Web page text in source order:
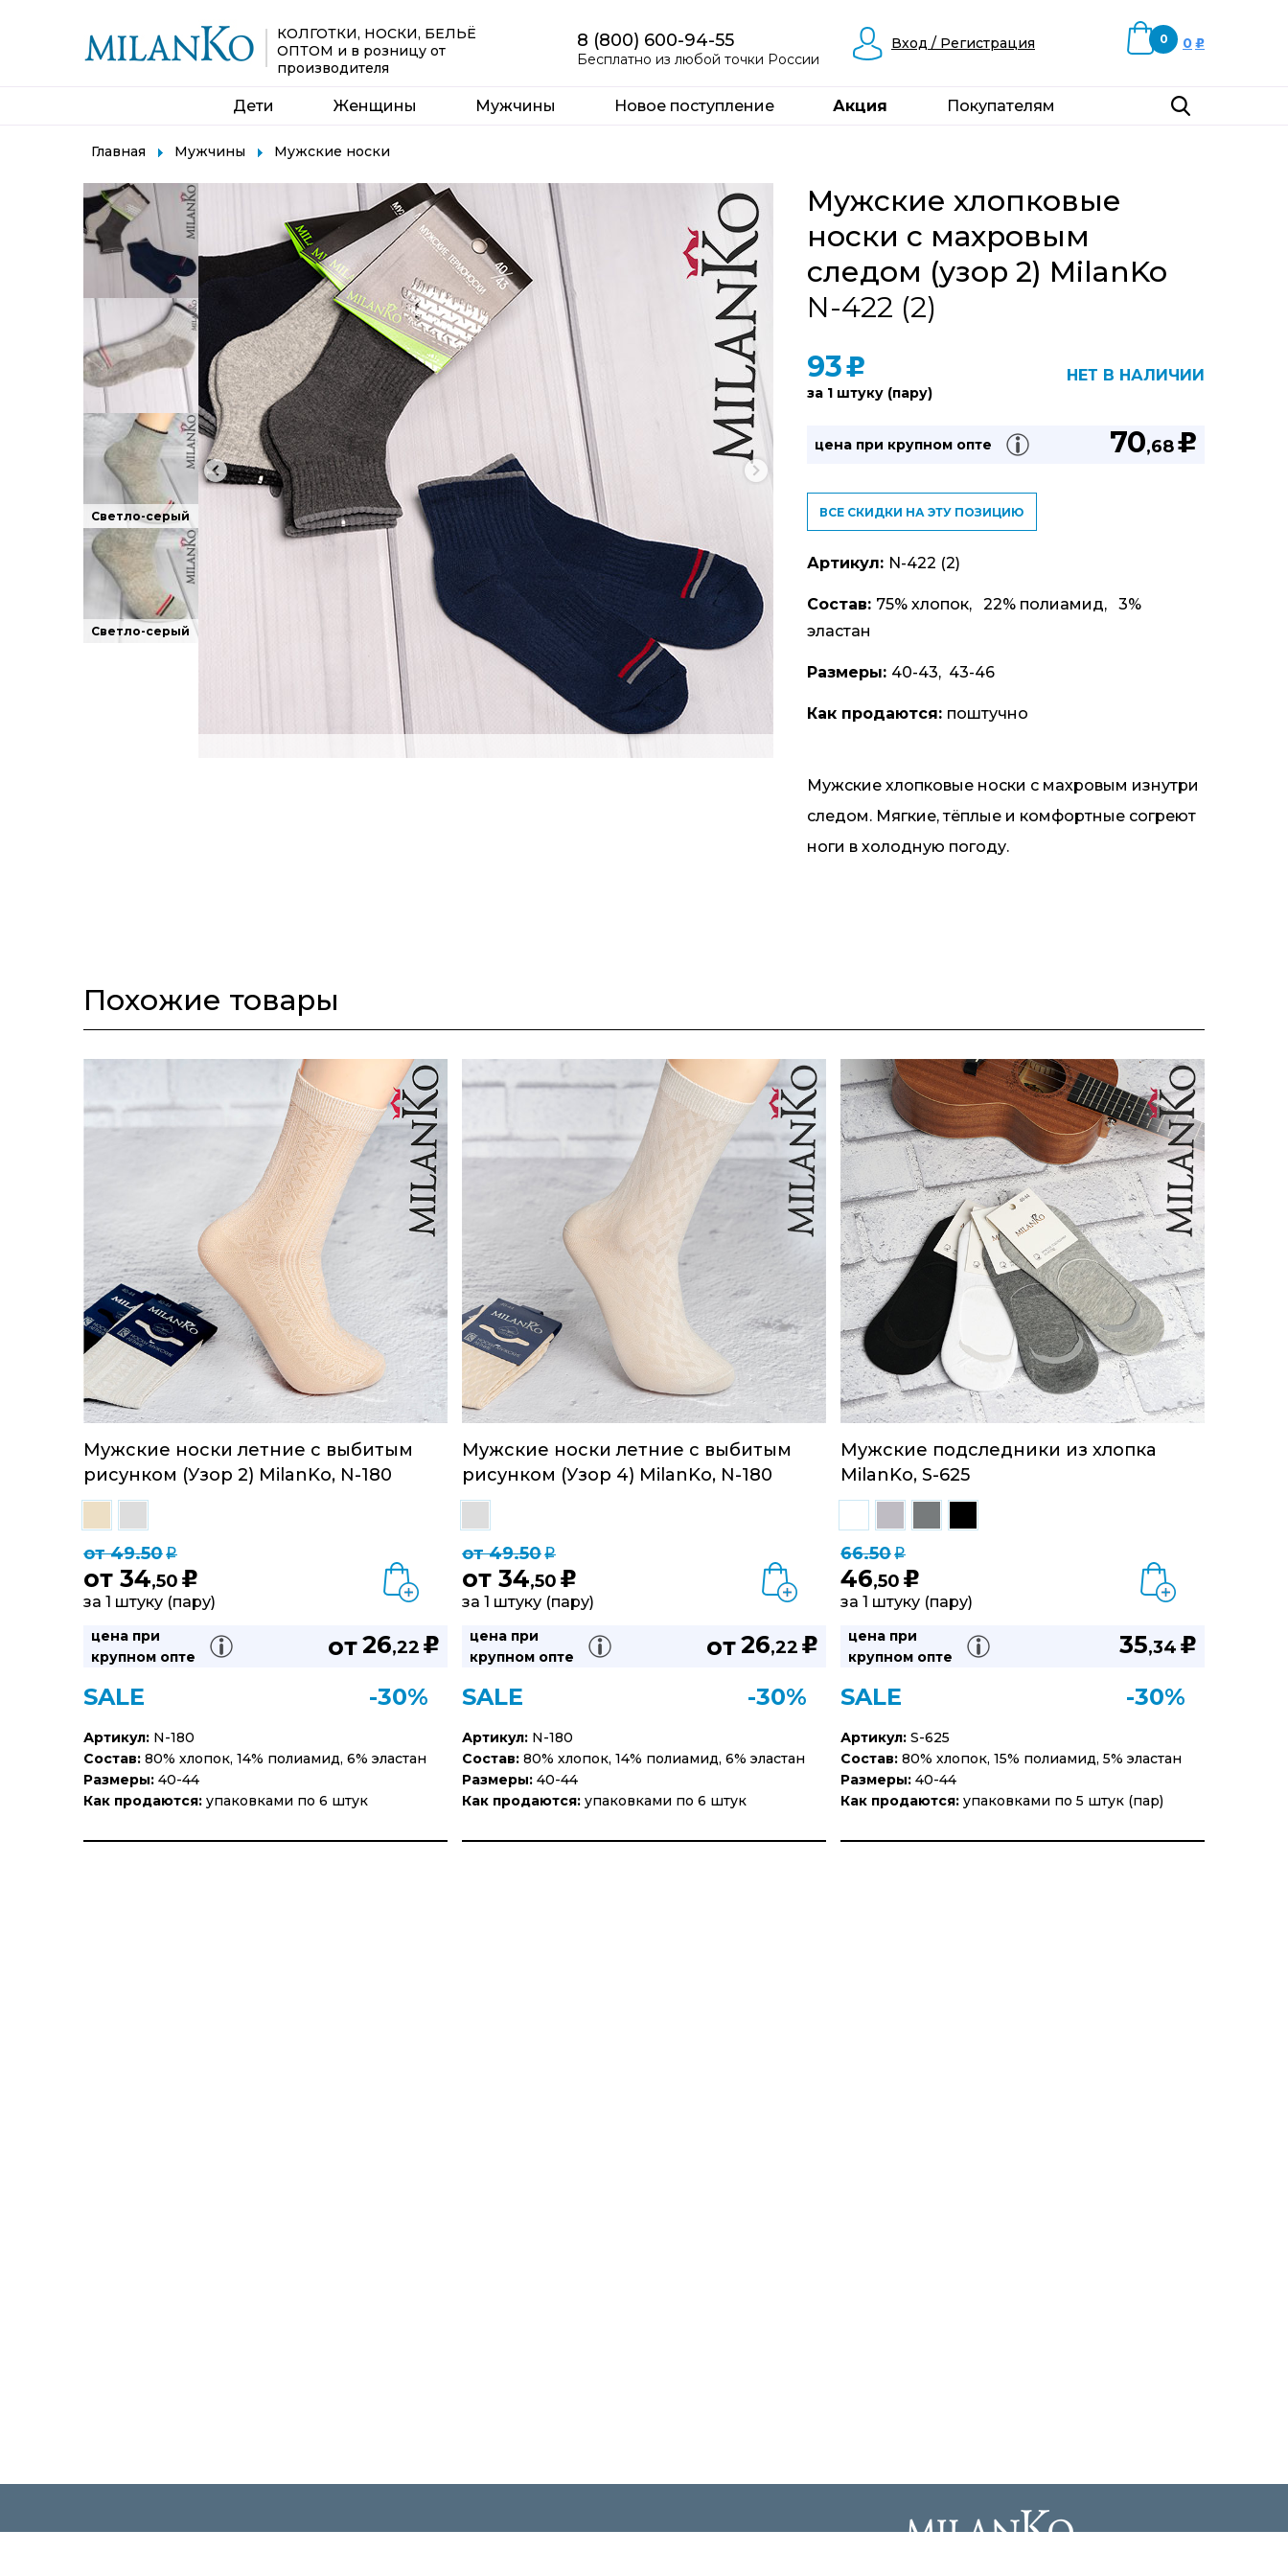
КОЛГОТКИ, НОСКИ, БЕЛЬЁ
ОПТОМ и в розницу от
производителя
Главная Мужчины Мужские носки
Мужские хлопковые
носки с махровым
следом (узор 2) MilanKo
N-422 (2)
93u
за 1 штуку (пару)
НЕТ В НАЛИЧИИ
цена при крупном опте 70,68u
ВСЕ СКИДКИ НА ЭТУ ПОЗИЦИЮ
Артикул: N-422 (2)
Состав: 75% хлопок, 22% полиамид, 3%
эластан
Размеры: 40-43, 43-46
Как продаются: поштучно
Мужские хлопковые носки с махровым изнутри
следом. Мягкие, тёплые и комфортные согреют
ноги в холодную погоду.
Светло-серый
Светло-серый
Похожие товары
Мужские носки летние с выбитым
рисунком (Узор 2) MilanKo, N-180
от 49.50q
от 34,50 u
за 1 штуку (пару)
цена при
крупном опте
от26,22 u
SALE -30%
Артикул: N-180
Состав: 80% хлопок, 14% полиамид, 6% эластан
Размеры: 40-44
Как продаются: упаковками по 6 штук
Мужские носки летние с выбитым
рисунком (Узор 4) MilanKo, N-180
от 49.50q
от 34,50 u
за 1 штуку (пару)
цена при
крупном опте
от26,22 u
SALE -30%
Артикул: N-180
Состав: 80% хлопок, 14% полиамид, 6% эластан
Размеры: 40-44
Как продаются: упаковками по 6 штук
Мужские подследники из хлопка
MilanKo, S-625
66.50q
46,50 u
за 1 штуку (пару)
цена при
крупном опте
35,34 u
SALE -30%
Артикул: S-625
Состав: 80% хлопок, 15% полиамид, 5% эластан
Размеры: 40-44
Как продаются: упаковками по 5 штук (пар)
8 (800) 600-94-55
Бесплатно из любой точки России
Вход / Регистрация 0 u
0
Дети Женщины Мужчины Новое поступление Акция Покупателям